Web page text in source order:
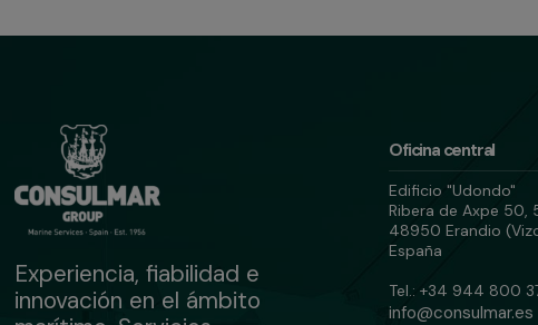
Experiencia, fiabilidad e
innovación en el ámbito
Oficina central
Edificio "Udondo"
Ribera de Axpe 50,
48950 Erandio
España
Tel.: +34 944 800
info@consulmar.es